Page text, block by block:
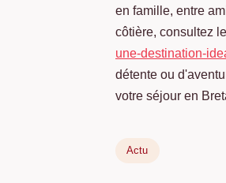
en famille, entre
côtière, consultez
une-destination-
détente ou
votre séjour en
Actu